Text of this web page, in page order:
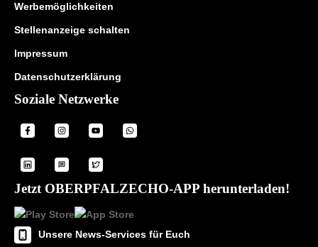
Werbemöglichkeiten
Stellenanzeige schalten
Impressum
Datenschutzerklärung
Soziale Netzwerke
Jetzt OBERPFALZECHO-APP herunterladen!
Unsere News-Services für Euch